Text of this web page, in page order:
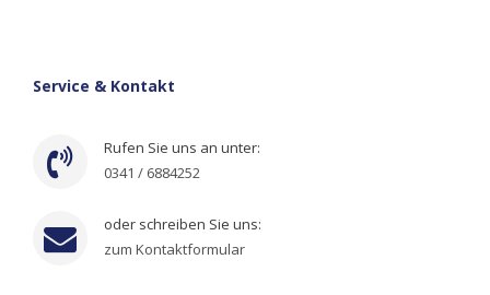
Service & Kontakt
Rufen Sie uns an unter:
0341 / 6884252
oder schreiben Sie uns:
zum Kontaktformular